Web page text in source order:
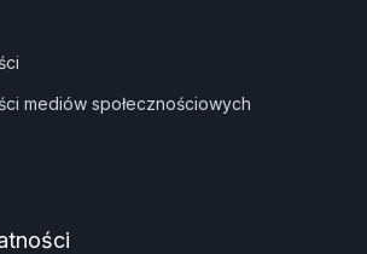
mediów społecznościowych